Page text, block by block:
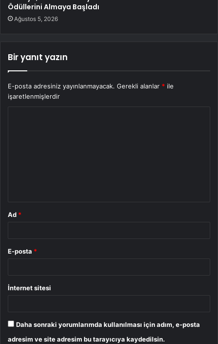
Ödüllerini Almaya Başladı
Ağustos 5, 2026
Bir yanıt yazın
E-posta adresiniz yayınlanmayacak. Gerekli alanlar * ile
işaretlenmişlerdir
Ad *
E-posta *
İnternet sitesi
Daha sonraki yorumlarımda kullanılması için adım, e-posta
adresim ve site adresim bu tarayıcıya kaydedilsin.